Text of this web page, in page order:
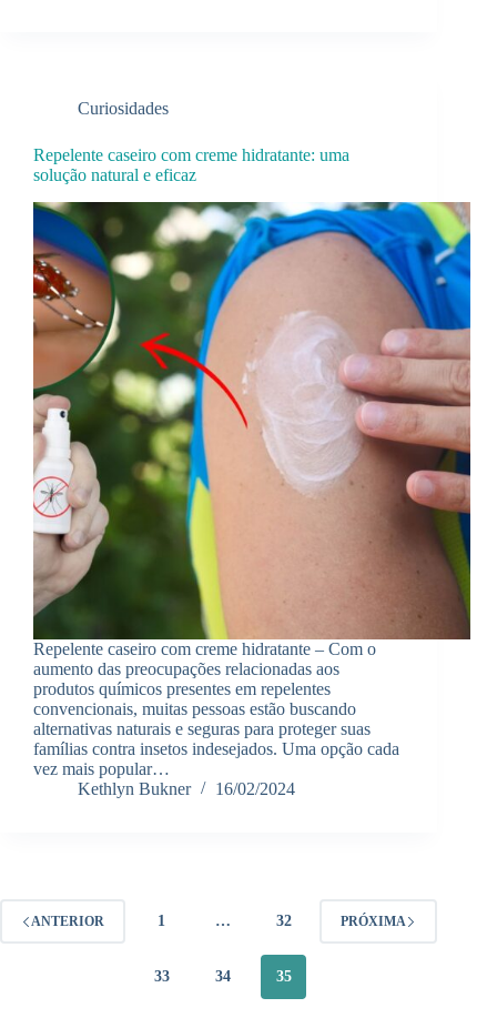
Curiosidades
Repelente caseiro com creme hidratante: uma
solução natural e eficaz
Repelente caseiro com creme hidratante – Com o
aumento das preocupações relacionadas aos
produtos químicos presentes em repelentes
convencionais, muitas pessoas estão buscando
alternativas naturais e seguras para proteger suas
famílias contra insetos indesejados. Uma opção cada
vez mais popular…
Kethlyn Bukner
16/02/2024
ANTERIOR 1 … 32
33 34 35
PRÓXIMA